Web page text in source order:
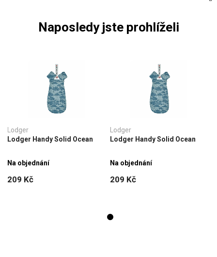
Naposledy jste prohlíželi
Lodger
Lodger Handy Solid Ocean
209 Kč
Na objednání
Lodger
Lodger Handy Solid Ocean
209 Kč
Na objednání